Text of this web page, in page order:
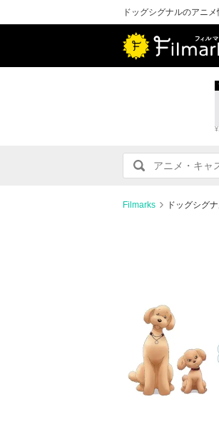
ドッグシグナルのアニ
Filmarks ドッグシグ